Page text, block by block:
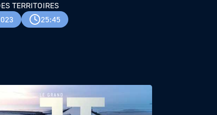
TERRITOIRES
25:45